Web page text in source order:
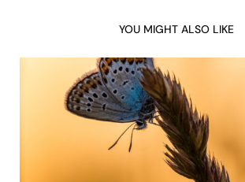
YOU MIGHT ALSO LIKE